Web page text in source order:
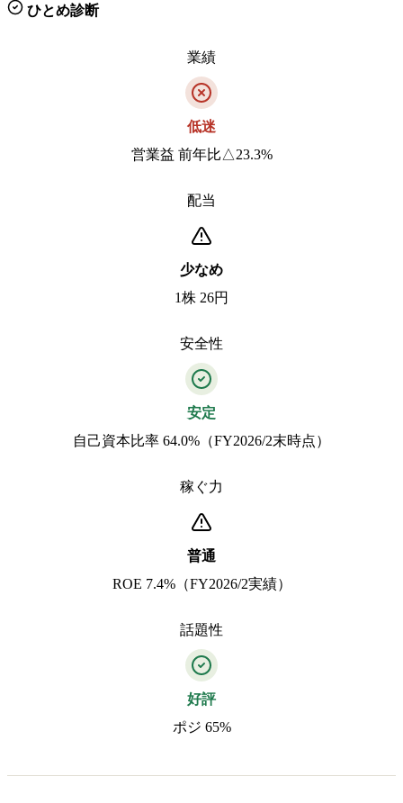
ひとめ診断
業績
低迷
営業益 前年比△23.3%
配当
少なめ
1株 26円
安全性
安定
自己資本比率 64.0%（FY2026/2末時点）
稼ぐ力
普通
ROE 7.4%（FY2026/2実績）
話題性
好評
ポジ 65%